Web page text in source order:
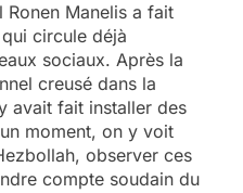
Manelis a fait
circule déjà
sociaux. Après la
creusé dans la
avait fait installer des
moment, on y voit
observer ces
compte soudain du